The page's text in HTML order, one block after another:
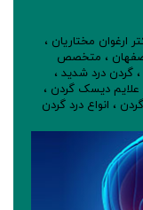
ارغوان مختاریان ،
، متخصص
، گردن درد شدید ،
علایم دیسک گردن ،
، انواع درد گردن